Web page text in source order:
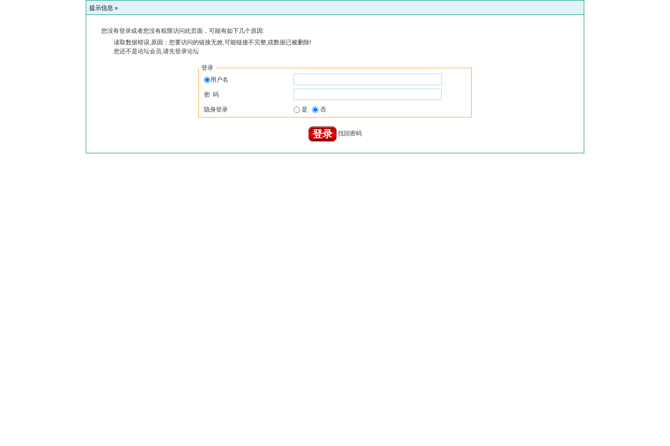
提示信息 »
您没有登录或者您没有权限访问此页面，可能有如下几个原因:
读取数据错误,原因：您要访问的链接无效,可能链接不完整,或数据已被删除!
您还不是论坛会员,请先登录论坛
登录
用户名
密 码
隐身登录 是 否
找回密码